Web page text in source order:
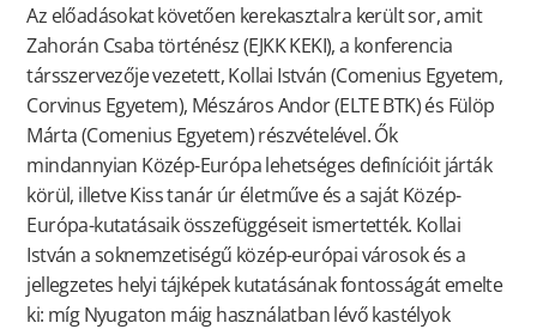
Az előadásokat követően kerekasztalra került sor, amit
Zahorán Csaba történész (EJKK KEKI), a konferencia
társszervezője vezetett, Kollai István (Comenius Egyetem,
Corvinus Egyetem), Mészáros Andor (ELTE BTK) és Fülöp
Márta (Comenius Egyetem) részvételével. Ők
mindannyian Közép-Európa lehetséges definícióit járták
körül, illetve Kiss tanár úr életműve és a saját Közép-
Európa-kutatásaik összefüggéseit ismertették. Kollai
István a soknemzetiségű közép-európai városok és a
jellegzetes helyi tájképek kutatásának fontosságát emelte
ki: míg Nyugaton máig használatban lévő kastélyok